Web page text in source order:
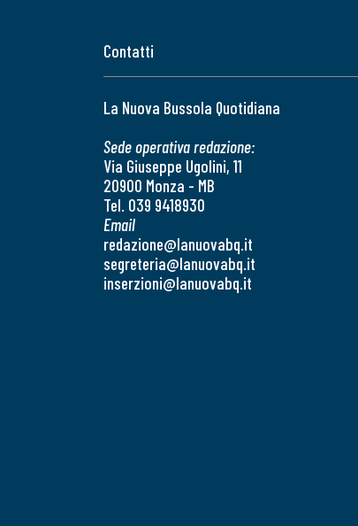
Contatti
La Nuova Bussola Quotidiana
Sede operativa redazione:
Via Giuseppe Ugolini, 11
20900 Monza - MB
Tel. 039 9418930
Email
redazione@lanuovabq.it
segreteria@lanuovabq.it
inserzioni@lanuovabq.it